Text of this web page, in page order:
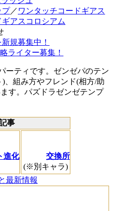
プ／ ワンタッチコードギアス
ギアスコロシアム
規募集中！
ライター募集！
ーティです。ゼンゼパのテン
、組み方やフレンド(相方/助
す。パズドラゼンゼテンプ
事
進化
交換所
(※別キャラ)
最新情報